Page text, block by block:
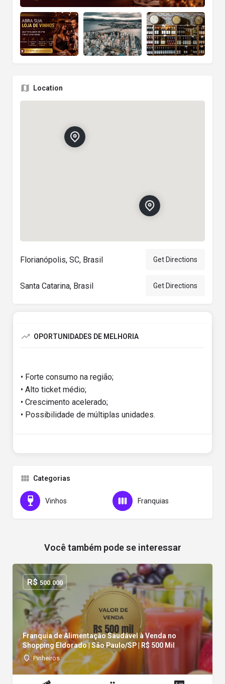
Location
Florianópolis, SC, Brasil Get Directions
Santa Catarina, Brasil Get Directions
OPORTUNIDADES DE MELHORIA
• Forte consumo na região;
• Alto ticket médio;
• Crescimento acelerado;
• Possibilidade de múltiplas unidades.
Categorias
Vinhos Franquias
Você também pode se interessar
Franquia de Alimentação Saudável à Venda no
Shopping Eldorado | São Paulo/SP | R$ 500 Mil
Pinheiros
R$500.000